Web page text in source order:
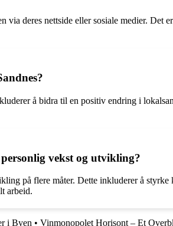
deres nettside eller sosiale medier. Det
å bidra til en positiv endring i
vekst og utvikling?
på flere måter. Dette inkluderer å
arbeid.
i Byen • Vinmonopolet Horisont – Et